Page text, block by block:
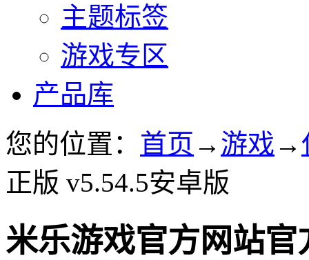
主题标签
游戏专区
产品库
您的位置： 首页 → 游戏 →
正版 v5.54.5安卓版
米乐游戏官方网站官